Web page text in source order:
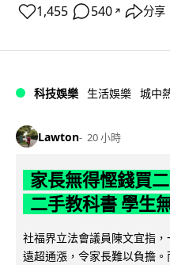
1,455 540 ↗ 分享
科技娛樂 生活娛樂 城中
Lawton 20 小時
家長無得慳錢買
二手教科書 學生
社福界立法會議員陳文宜指
遠超通漲，令家長難以負擔